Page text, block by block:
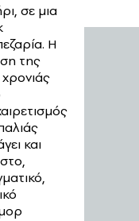
σε μια
Η
της
και